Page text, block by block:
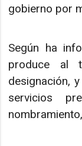
gobierno por
Según ha
produce al
designación,
servicios